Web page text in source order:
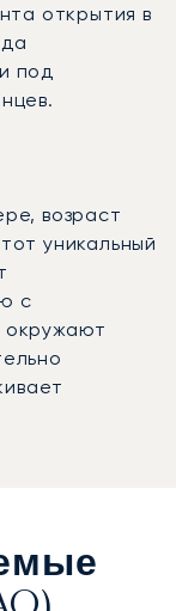
открытия в
под
возраст
уникальный
с
окружают